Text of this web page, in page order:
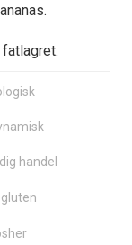
fatlagret.
handel
gluten